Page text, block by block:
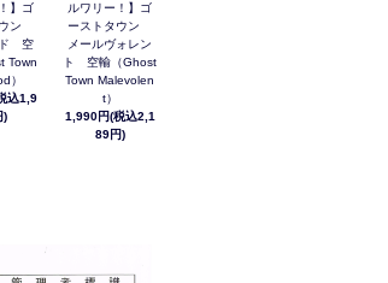
】ゴ
ン
ド 空
Town
）
込1,9
)
ルワリー！】ゴ
ーストタウン
メールヴォレン
ト 空輸（Ghost
Town Malevolen
t）
1,990円(税込2,1
89円)